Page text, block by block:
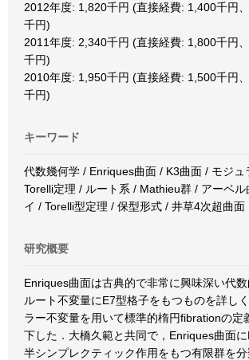
2012年度: 1,820千円 (直接経費: 1,400千円
千円)
2011年度: 2,340千円 (直接経費: 1,800千円
千円)
2010年度: 1,950千円 (直接経費: 1,500千円
千円)
キーワード
代数幾何学 / Enriques曲面 / K3曲面 / モジュ
Torelli定理 / ルート系 / Mathieu群 / アーベル
イ / Torelli型定理 / 保型形式 / 井草4次超曲面
研究概要
Enriques曲面は古典的で非常に興味深い代数
ルート不変量にE7型格子をもつものを詳し
ラー不変量を用いて標準的楕円fibrationの定
下した．大橋久範と共同で，Enriques曲面
半シンプレクティック作用をもつ有限群を